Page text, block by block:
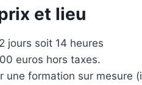
et lieu
jours soit 14 heures
euros hors taxes.
une formation sur mesure